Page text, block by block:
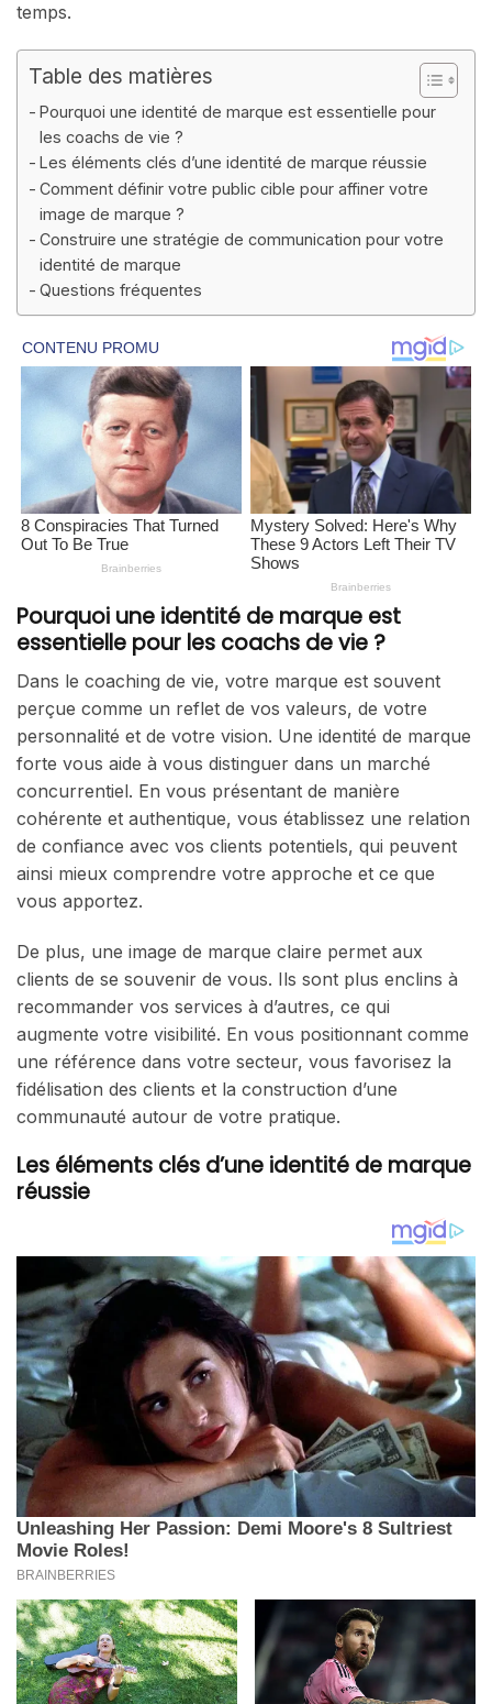
temps.
Table des matières
Pourquoi une identité de marque est essentielle pour
les coachs de vie ?
Les éléments clés d’une identité de marque réussie
Comment définir votre public cible pour affiner votre
image de marque ?
Construire une stratégie de communication pour votre
identité de marque
Questions fréquentes
Pourquoi une identité de marque est
essentielle pour les coachs de vie ?
Dans le coaching de vie, votre marque est souvent
perçue comme un reflet de vos valeurs, de votre
personnalité et de votre vision. Une identité de marque
forte vous aide à vous distinguer dans un marché
concurrentiel. En vous présentant de manière
cohérente et authentique, vous établissez une relation
de confiance avec vos clients potentiels, qui peuvent
ainsi mieux comprendre votre approche et ce que
vous apportez.
De plus, une image de marque claire permet aux
clients de se souvenir de vous. Ils sont plus enclins à
recommander vos services à d’autres, ce qui
augmente votre visibilité. En vous positionnant comme
une référence dans votre secteur, vous favorisez la
fidélisation des clients et la construction d’une
communauté autour de votre pratique.
Les éléments clés d’une identité de marque
réussie